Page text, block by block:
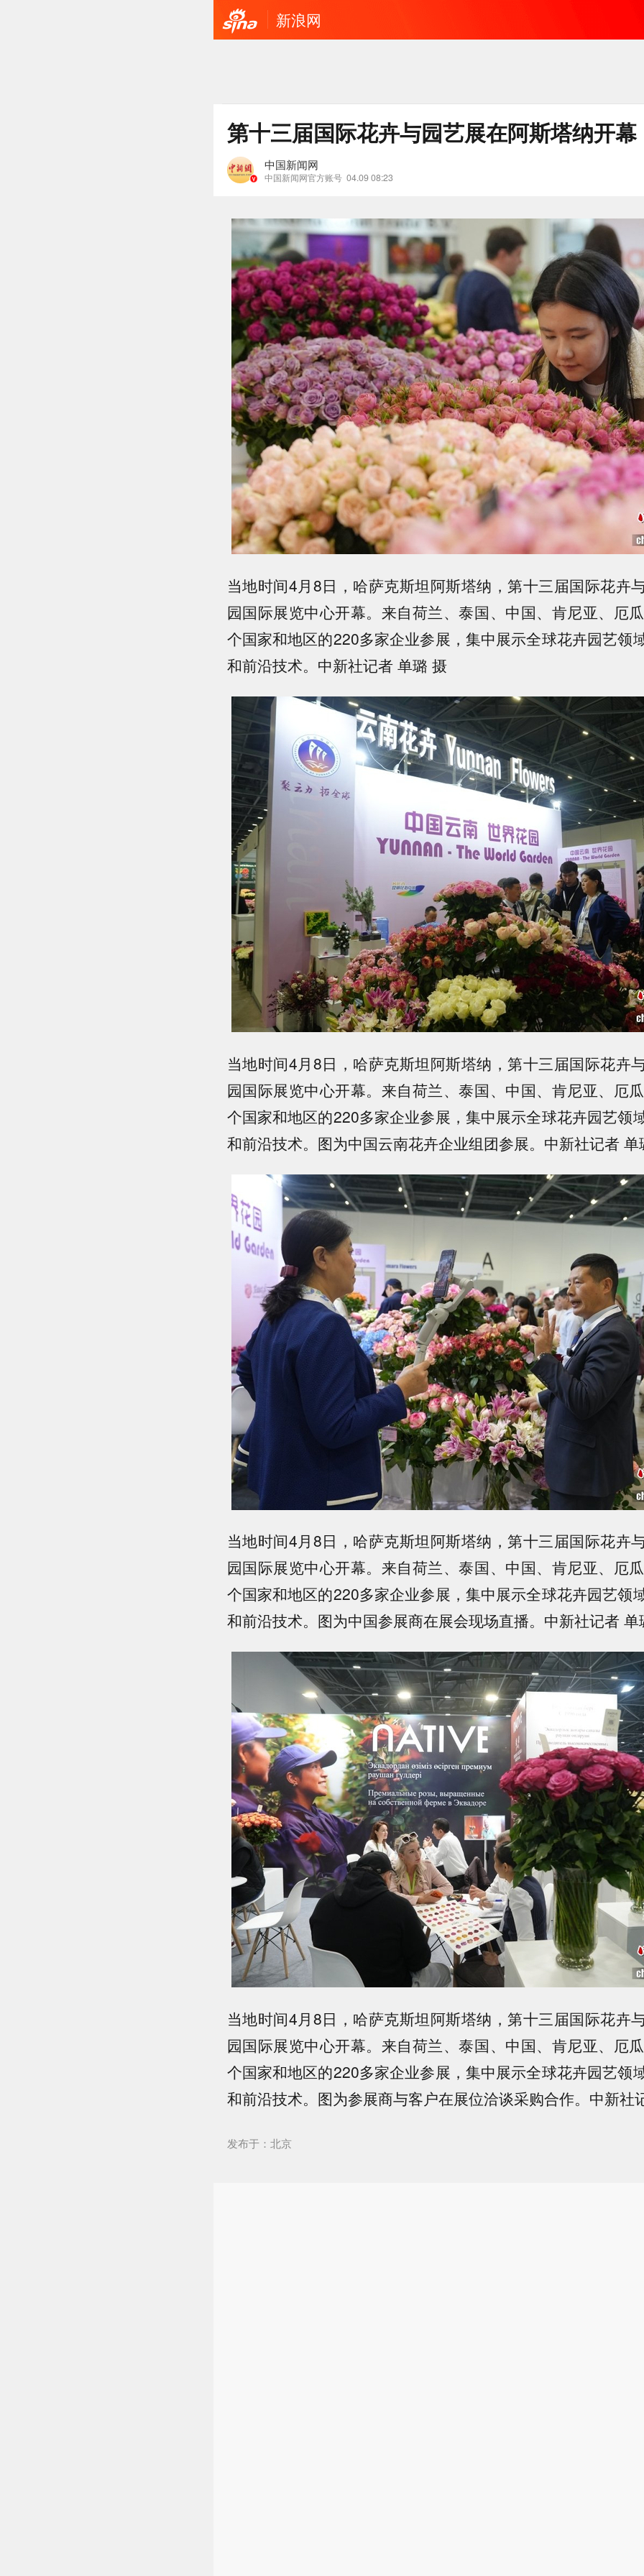
新浪网
第十三届国际花卉与园艺展在阿斯塔纳开幕
中国新闻网
中国新闻网官方账号 04.09 08:23
当地时间4月8日，哈萨克斯坦阿斯塔纳，第十三届国际花卉
园国际展览中心开幕。来自荷兰、泰国、中国、肯尼亚、厄
个国家和地区的220多家企业参展，集中展示全球花卉园艺领
和前沿技术。中新社记者 单璐 摄
当地时间4月8日，哈萨克斯坦阿斯塔纳，第十三届国际花卉
园国际展览中心开幕。来自荷兰、泰国、中国、肯尼亚、厄
个国家和地区的220多家企业参展，集中展示全球花卉园艺领
和前沿技术。图为中国云南花卉企业组团参展。中新社记者 单
当地时间4月8日，哈萨克斯坦阿斯塔纳，第十三届国际花卉
园国际展览中心开幕。来自荷兰、泰国、中国、肯尼亚、厄
个国家和地区的220多家企业参展，集中展示全球花卉园艺领
和前沿技术。图为中国参展商在展会现场直播。中新社记者 单
当地时间4月8日，哈萨克斯坦阿斯塔纳，第十三届国际花卉
园国际展览中心开幕。来自荷兰、泰国、中国、肯尼亚、厄
个国家和地区的220多家企业参展，集中展示全球花卉园艺领
和前沿技术。图为参展商与客户在展位洽谈采购合作。中新社
发布于：北京